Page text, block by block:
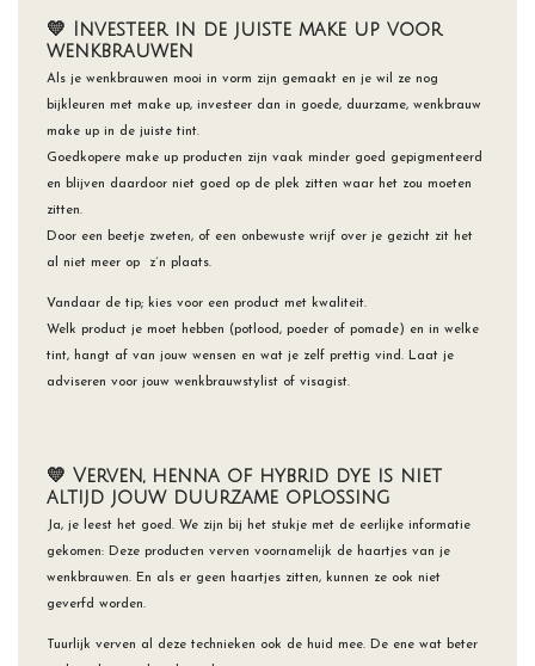
💛 Investeer in de juiste make up voor
wenkbrauwen
Als je wenkbrauwen mooi in vorm zijn gemaakt en je wil ze nog
bijkleuren met make up, investeer dan in goede, duurzame, wenkbrauw
make up in de juiste tint.
Goedkopere make up producten zijn vaak minder goed gepigmenteerd
en blijven daardoor niet goed op de plek zitten waar het zou moeten
zitten.
Door een beetje zweten, of een onbewuste wrijf over je gezicht zit het
al niet meer op z´n plaats.
Vandaar de tip; kies voor een product met kwaliteit.
Welk product je moet hebben (potlood, poeder of pomade) en in welke
tint, hangt af van jouw wensen en wat je zelf prettig vind. Laat je
adviseren voor jouw wenkbrauwstylist of visagist.
💛 Verven, henna of hybrid dye is niet
altijd jouw duurzame oplossing
Ja, je leest het goed. We zijn bij het stukje met de eerlijke informatie
gekomen: Deze producten verven voornamelijk de haartjes van je
wenkbrauwen. En als er geen haartjes zitten, kunnen ze ook niet
geverfd worden.
Tuurlijk verven al deze technieken ook de huid mee. De ene wat beter